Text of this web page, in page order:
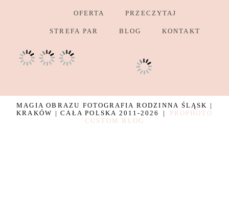
OFERTA PRZECZYTAJ
STREFA PAR BLOG KONTAKT
MAGIA OBRAZU FOTOGRAFIA RODZINNA ŚLĄSK |
KRAKÓW | CAŁA POLSKA 2011-2026
|
PROPHOTO
CUSTOM BLOG